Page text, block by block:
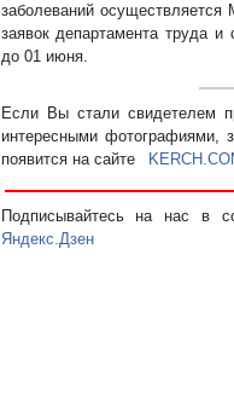
заболеваний
заявок департамента труда
до 01 июня.
Если Вы стали свидетелем
интересными фотографиями,
появится на сайте
Подписывайтесь на нас в
Яндекс.Дзен